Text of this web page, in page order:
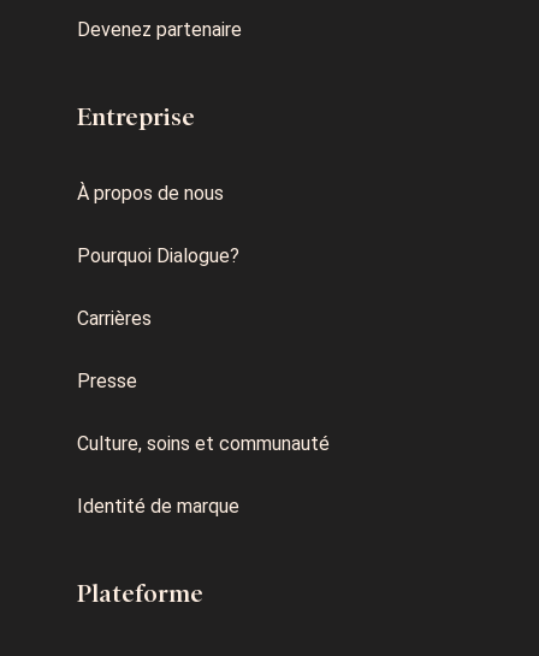
Devenez partenaire
Entreprise
À propos de nous
Pourquoi Dialogue?
Carrières
Presse
Culture, soins et communauté
Identité de marque
Plateforme